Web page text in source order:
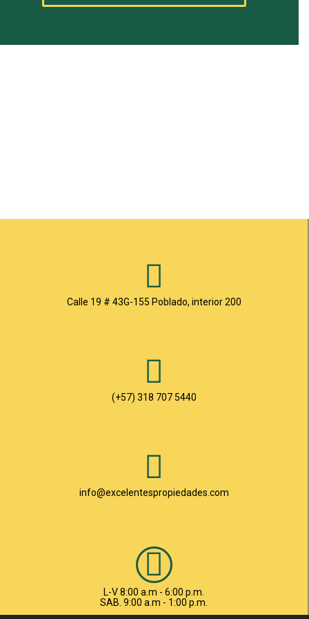
s
a
Calle 19 # 43G-155 Poblado, interior 200
(+57) 318 707 5440
info@excelentespropiedades.com
L-V 8:00 a.m - 6:00 p.m.
SAB. 9:00 a.m - 1:00 p.m.